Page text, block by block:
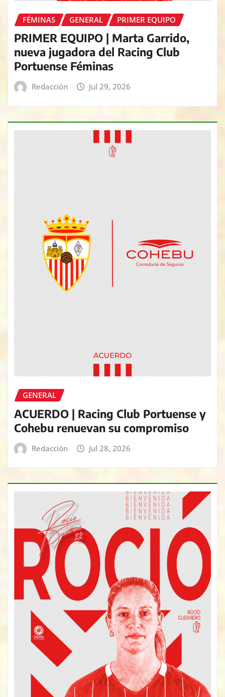
FÉMINAS GENERAL PRIMER EQUIPO
PRIMER EQUIPO | Marta Garrido,
nueva jugadora del Racing Club
Portuense Féminas
Redacción Jul 29, 2026
GENERAL
ACUERDO | Racing Club Portuense y
Cohebu renuevan su compromiso
Redacción Jul 28, 2026